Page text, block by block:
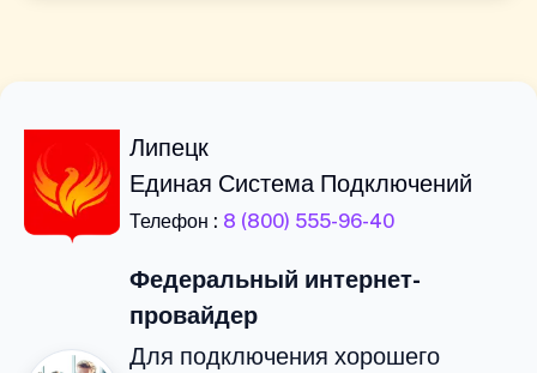
Липецк
Единая Система Подключений
Телефон : 8 (800) 555-96-40
Федеральный интернет-
провайдер
Для подключения хорошего